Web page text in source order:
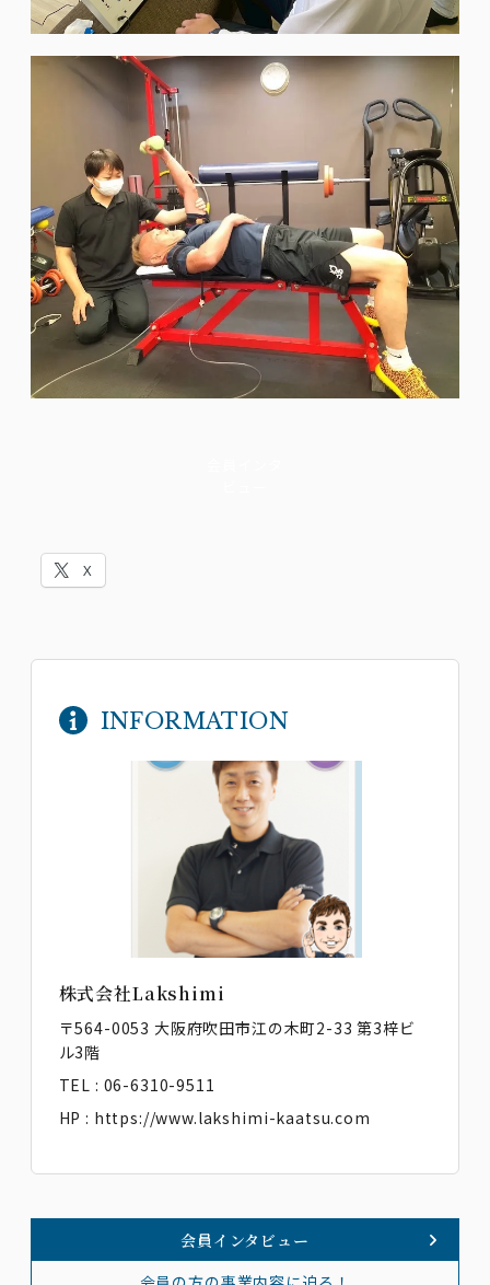
X
INFORMATION
株式会社Lakshimi
〒564-0053 大阪府吹田市江の木町2-33 第3梓ビ
ル3階
TEL : 06-6310-9511
HP : https://www.lakshimi-kaatsu.com
会員インタビュー